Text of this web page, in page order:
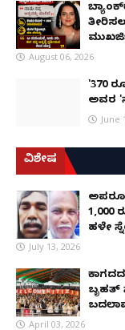
August 06, 2026
'370
ಅವರ
June
ವಿಶೇಷ
1,000
ಹಳೇ
July 13, 2026
ಬೃಹತ್
April 03, 2026